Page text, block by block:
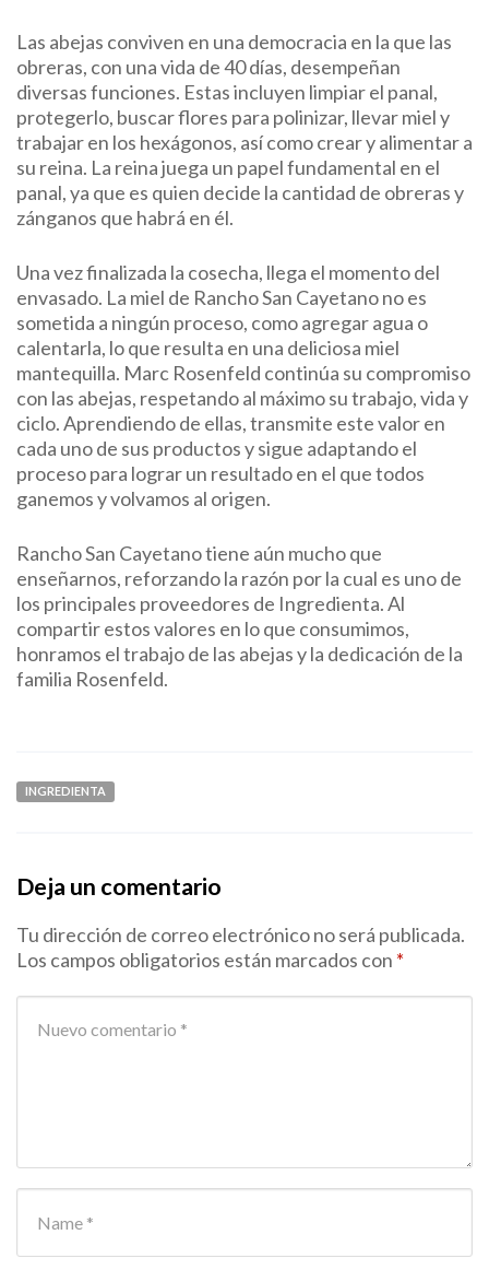
Las abejas conviven en una democracia en la que las
obreras, con una vida de 40 días, desempeñan
diversas funciones. Estas incluyen limpiar el panal,
protegerlo, buscar flores para polinizar, llevar miel y
trabajar en los hexágonos, así como crear y alimentar a
su reina. La reina juega un papel fundamental en el
panal, ya que es quien decide la cantidad de obreras y
zánganos que habrá en él.
Una vez finalizada la cosecha, llega el momento del
envasado. La miel de Rancho San Cayetano no es
sometida a ningún proceso, como agregar agua o
calentarla, lo que resulta en una deliciosa miel
mantequilla. Marc Rosenfeld continúa su compromiso
con las abejas, respetando al máximo su trabajo, vida y
ciclo. Aprendiendo de ellas, transmite este valor en
cada uno de sus productos y sigue adaptando el
proceso para lograr un resultado en el que todos
ganemos y volvamos al origen.
Rancho San Cayetano tiene aún mucho que
enseñarnos, reforzando la razón por la cual es uno de
los principales proveedores de Ingredienta. Al
compartir estos valores en lo que consumimos,
honramos el trabajo de las abejas y la dedicación de la
familia Rosenfeld.
INGREDIENTA
Deja un comentario
Tu dirección de correo electrónico no será publicada.
Los campos obligatorios están marcados con *